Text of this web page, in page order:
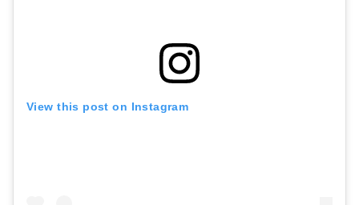
View this post on Instagram